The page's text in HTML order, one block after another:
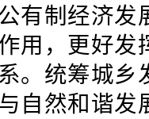
有制经济发
用，更好发
。统筹城乡
自然和谐发